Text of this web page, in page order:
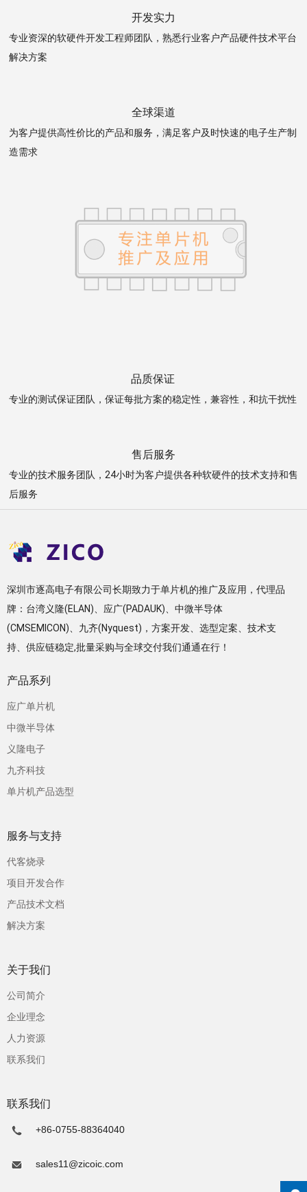
开发实力
专业资深的软硬件开发工程师团队，熟悉行业客户产品硬件技术平台
解决方案
全球渠道
为客户提供高性价比的产品和服务，满足客户及时快速的电子生产制
造需求
品质保证
专业的测试保证团队，保证每批方案的稳定性，兼容性，和抗干扰性
售后服务
专业的技术服务团队，24小时为客户提供各种软硬件的技术支持和售
后服务
深圳市逐高电子有限公司长期致力于单片机的推广及应用，代理品
牌：台湾义隆(ELAN)、应广(PADAUK)、中微半导体
(CMSEMICON)、九齐(Nyquest)，方案开发、选型定案、技术支
持、供应链稳定,批量采购与全球交付我们通通在行！
产品系列
应广单片机
中微半导体
义隆电子
九齐科技
单片机产品选型
服务与支持
代客烧录
项目开发合作
产品技术文档
解决方案
关于我们
公司简介
企业理念
人力资源
联系我们
联系我们
+86-0755-88364040
sales11@zicoic.com